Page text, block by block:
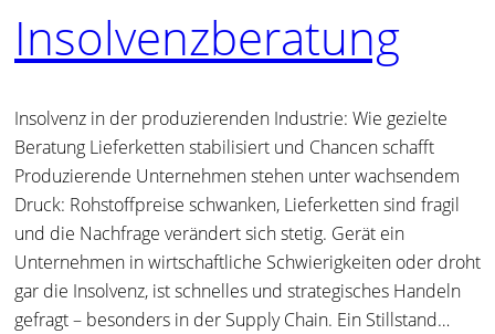
Insolvenzberatung
Insolvenz in der produzierenden Industrie: Wie gezielte
Beratung Lieferketten stabilisiert und Chancen schafft
Produzierende Unternehmen stehen unter wachsendem
Druck: Rohstoffpreise schwanken, Lieferketten sind fragil
und die Nachfrage verändert sich stetig. Gerät ein
Unternehmen in wirtschaftliche Schwierigkeiten oder droht
gar die Insolvenz, ist schnelles und strategisches Handeln
gefragt – besonders in der Supply Chain. Ein Stillstand…